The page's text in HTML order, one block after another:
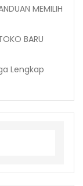
MEMILIH
BARU
Lengkap